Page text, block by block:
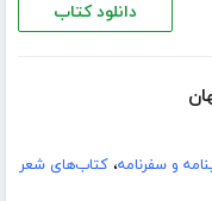
دانلود کتاب
و سفرنامه،کتاب‌های شعر